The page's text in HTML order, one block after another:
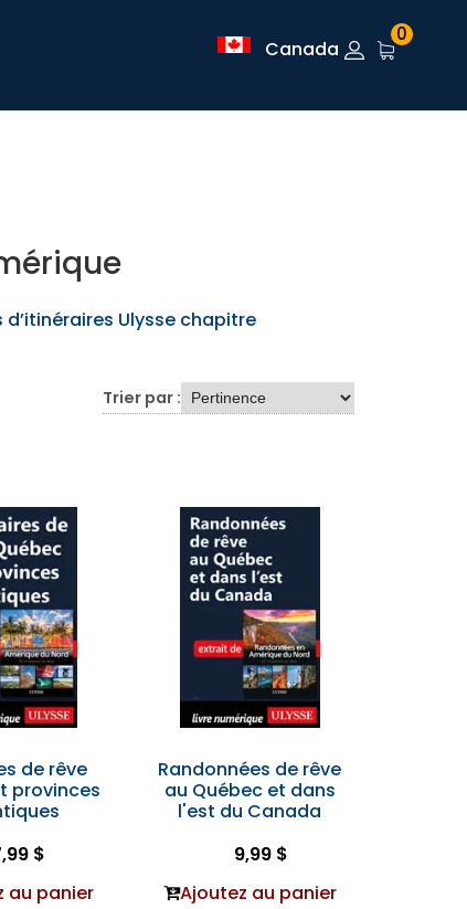
Canada
0
d’itinéraires Ulysse chapitre
Trier par :
de rêve
provinces
$
au panier
Randonnées de rêve
au Québec et dans
l'est du Canada
9,99 $
Ajoutez au panier